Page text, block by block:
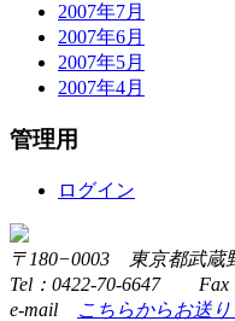
2007年7月
2007年6月
2007年5月
2007年4月
管理用
ログイン
〒180−0003 東京都武蔵
Tel：0422-70-6647 Fax
e-mail
こちらからお送